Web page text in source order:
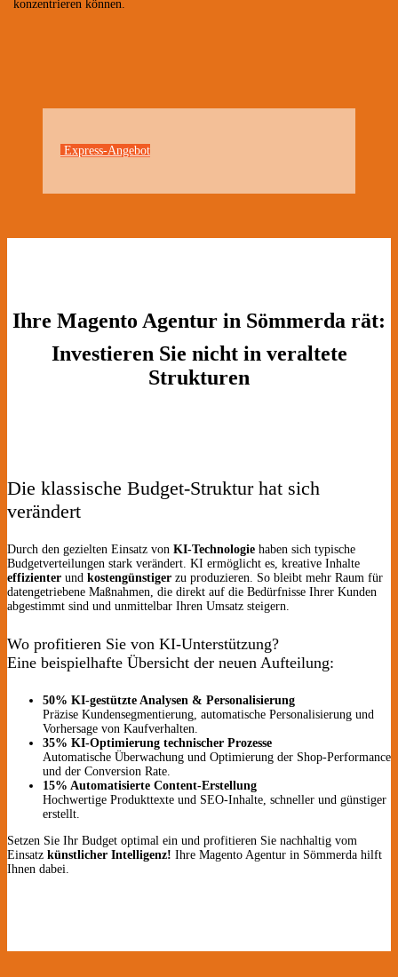
konzentrieren können.
Express-Angebot
Ihre Magento Agentur in Sömmerda rät:
Investieren Sie nicht in veraltete
Strukturen
Die klassische Budget-Struktur hat sich
verändert
Durch den gezielten Einsatz von KI-Technologie haben sich typische
Budgetverteilungen stark verändert. KI ermöglicht es, kreative Inhalte
effizienter und kostengünstiger zu produzieren. So bleibt mehr Raum für
datengetriebene Maßnahmen, die direkt auf die Bedürfnisse Ihrer Kunden
abgestimmt sind und unmittelbar Ihren Umsatz steigern.
Wo profitieren Sie von KI-Unterstützung?
Eine beispielhafte Übersicht der neuen Aufteilung:
50% KI-gestützte Analysen & Personalisierung
Präzise Kundensegmentierung, automatische Personalisierung und
Vorhersage von Kaufverhalten.
35% KI-Optimierung technischer Prozesse
Automatische Überwachung und Optimierung der Shop-Performance
und der Conversion Rate.
15% Automatisierte Content-Erstellung
Hochwertige Produkttexte und SEO-Inhalte, schneller und günstiger
erstellt.
Setzen Sie Ihr Budget optimal ein und profitieren Sie nachhaltig vom
Einsatz künstlicher Intelligenz! Ihre Magento Agentur in Sömmerda hilft
Ihnen dabei.